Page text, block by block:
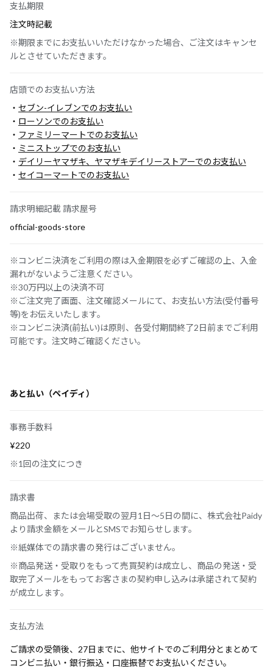
支払期限
注文時記載
※期限までにお支払いいただけなかった場合、ご注文はキャンセ
ルとさせていただきます。
店頭でのお支払い方法
・ セブン-イレブンでのお支払い
・ ローソンでのお支払い
・ ファミリーマートでのお支払い
・ ミニストップでのお支払い
・ デイリーヤマザキ、ヤマザキデイリーストアーでのお支払い
・ セイコーマートでのお支払い
請求明細記載 請求屋号
official-goods-store
※コンビニ決済をご利用の際は入金期限を必ずご確認の上、入金
漏れがないようご注意ください。
※30万円以上の決済不可
※ご注文完了画面、注文確認メールにて、お支払い方法(受付番号
等)をお伝えいたします。
※コンビニ決済(前払い)は原則、各受付期間終了2日前までご利用
可能です。注文時ご確認ください。
あと払い（ペイディ）
事務手数料
¥220
※1回の注文につき
請求書
商品出荷、または会場受取の翌月1日～5日の間に、株式会社Paidy
より請求金額をメールとSMSでお知らせします。
※紙媒体での請求書の発行はございません。
※商品発送・受取りをもって売買契約は成立し、商品の発送・受
取完了メールをもってお客さまの契約申し込みは承諾されて契約
が成立します。
支払方法
ご請求の受領後、27日までに、他サイトでのご利用分とまとめて
コンビニ払い・銀行振込・口座振替でお支払いください。